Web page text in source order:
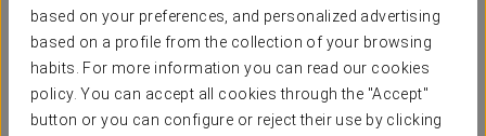
based on your preferences, and personalized advertising
based on a profile from the collection of your browsing
habits. For more information you can read our cookies
policy. You can accept all cookies through the "Accept"
button or you can configure or reject their use by clicking